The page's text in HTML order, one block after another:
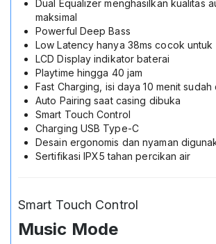
Dual Equalizer menghasilkan kualitas
maksimal
Powerful Deep Bass
Low Latency hanya 38ms cocok untuk
LCD Display indikator baterai
Playtime hingga 40 jam
Fast Charging, isi daya 10 menit
Auto Pairing saat casing dibuka
Smart Touch Control
Charging USB Type-C
Desain ergonomis dan nyaman
Sertifikasi IPX5 tahan percikan air
Smart Touch Control
Music Mode